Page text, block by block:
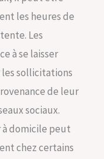
les heures de
Les
à se laisser
sollicitations
de leur
sociaux.
à domicile peut
chez certains